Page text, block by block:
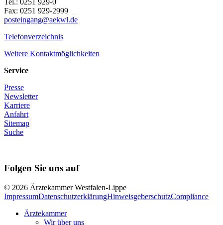
Fax: 0251 929-2999
posteingang@aekwl.de
Telefonverzeichnis
Weitere Kontaktmöglichkeiten
Service
Presse
Newsletter
Karriere
Anfahrt
Sitemap
Suche
Folgen Sie uns auf
© 2026 Ärztekammer Westfalen-Lippe
ImpressumDatenschutzerklärungHinweisgeberschutzCompliance
Ärztekammer
Wir über uns